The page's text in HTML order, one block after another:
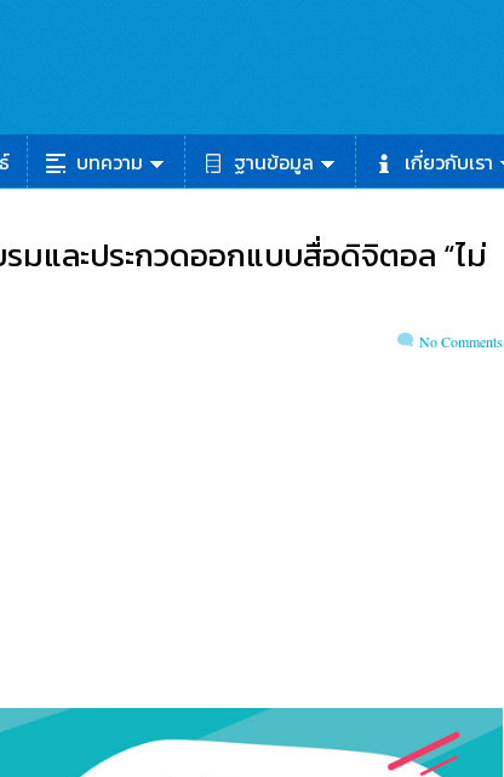
บทความ ฐานข้อมูล เกี่ยวกับเรา
มและประกวดออกแบบสื่อดิจิตอล “ไม่
No Comments